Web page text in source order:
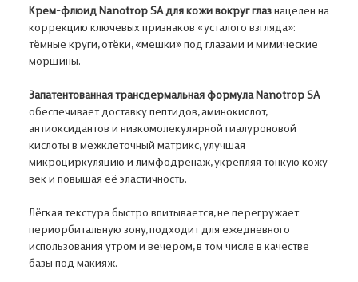
Крем-флюид Nanotrop SA для кожи вокруг глазнацелен на
коррекцию ключевых признаков «усталого взгляда»:
тёмные круги, отёки, «мешки» под глазами и мимические
морщины.
Запатентованная трансдермальная формула Nanotrop SA
обеспечивает доставку пептидов, аминокислот,
антиоксидантов и низкомолекулярной гиалуроновой
кислоты в межклеточный матрикс, улучшая
микроциркуляцию и лимфодренаж, укрепляя тонкую кожу
век и повышая её эластичность.
Лёгкая текстура быстро впитывается, не перегружает
периорбитальную зону, подходит для ежедневного
использования утром и вечером, в том числе в качестве
базы под макияж.